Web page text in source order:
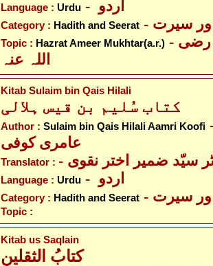
Language : Urdu
Category : Hadith and Seerat سیرت
Topic : Hazrat Ameer Mukhtar(a.r.) - حضرت امیر المختار رضی
اللہ عنہ
Kitab Sulaim bin Qais Hilali
کتاب سُلیم بن قیس ہلالی
Author : Sulaim bin Qais Hilali Aamri Koofi
عامری کوفی
Translator : سیّد ضمیر اختر نقوی
Language : Urdu
Category : Hadith and Seerat سیرت
Topic :
Kitab us Saqlain
کتابُ الثقلین